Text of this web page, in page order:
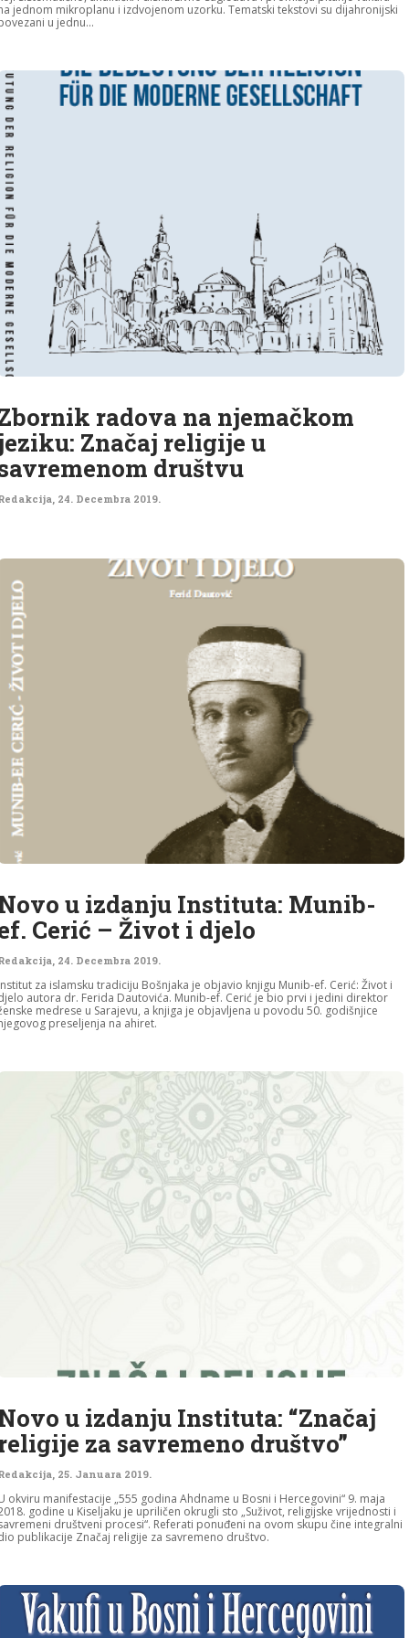
jednom mikroplanu i izdvojenom uzorku. Tematski tekstovi su dijahronijski
u jednu...
radova na njemačkom
Značaj religije u
društvu
24. Decembra 2019.
u izdanju Instituta: Munib-
Cerić – Život i djelo
, 24. Decembra 2019.
za islamsku tradiciju Bošnjaka je objavio knjigu Munib-ef. Cerić: Život i
autora dr. Ferida Dautovića. Munib-ef. Cerić je bio prvi i jedini direktor
medrese u Sarajevu, a knjiga je objavljena u povodu 50. godišnjice
preseljenja na ahiret.
u izdanju Instituta: “Značaj
za savremeno društvo”
25. Januara 2019.
okviru manifestacije „555 godina Ahdname u Bosni i Hercegovini“ 9. maja
godine u Kiseljaku je upriličen okrugli sto „Suživot, religijske vrijednosti i
društveni procesi“. Referati ponuđeni na ovom skupu čine integralni
publikacije Značaj religije za savremeno društvo.